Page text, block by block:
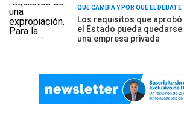
QUÉ CAMBIA Y POR QUÉ EL DEBATE
Los requisitos que aprobó
el Estado pueda quedarse
una empresa privada